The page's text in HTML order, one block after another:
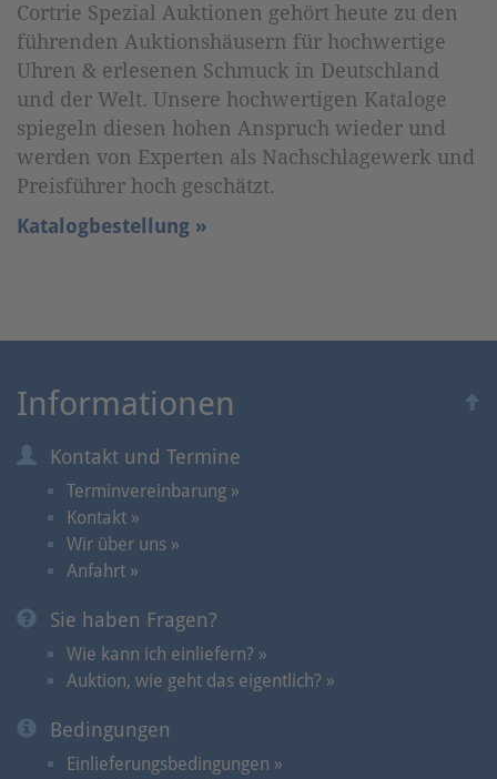
Cortrie Spezial Auktionen gehört heute zu den
führenden Auktionshäusern für hochwertige
Uhren & erlesenen Schmuck in Deutschland
und der Welt. Unsere hochwertigen Kataloge
spiegeln diesen hohen Anspruch wieder und
werden von Experten als Nachschlagewerk und
Preisführer hoch geschätzt.
Katalogbestellung »
Informationen
Kontakt und Termine
Terminvereinbarung »
Kontakt »
Wir über uns »
Anfahrt »
Sie haben Fragen?
Wie kann ich einliefern? »
Auktion, wie geht das eigentlich? »
Bedingungen
Einlieferungsbedingungen »